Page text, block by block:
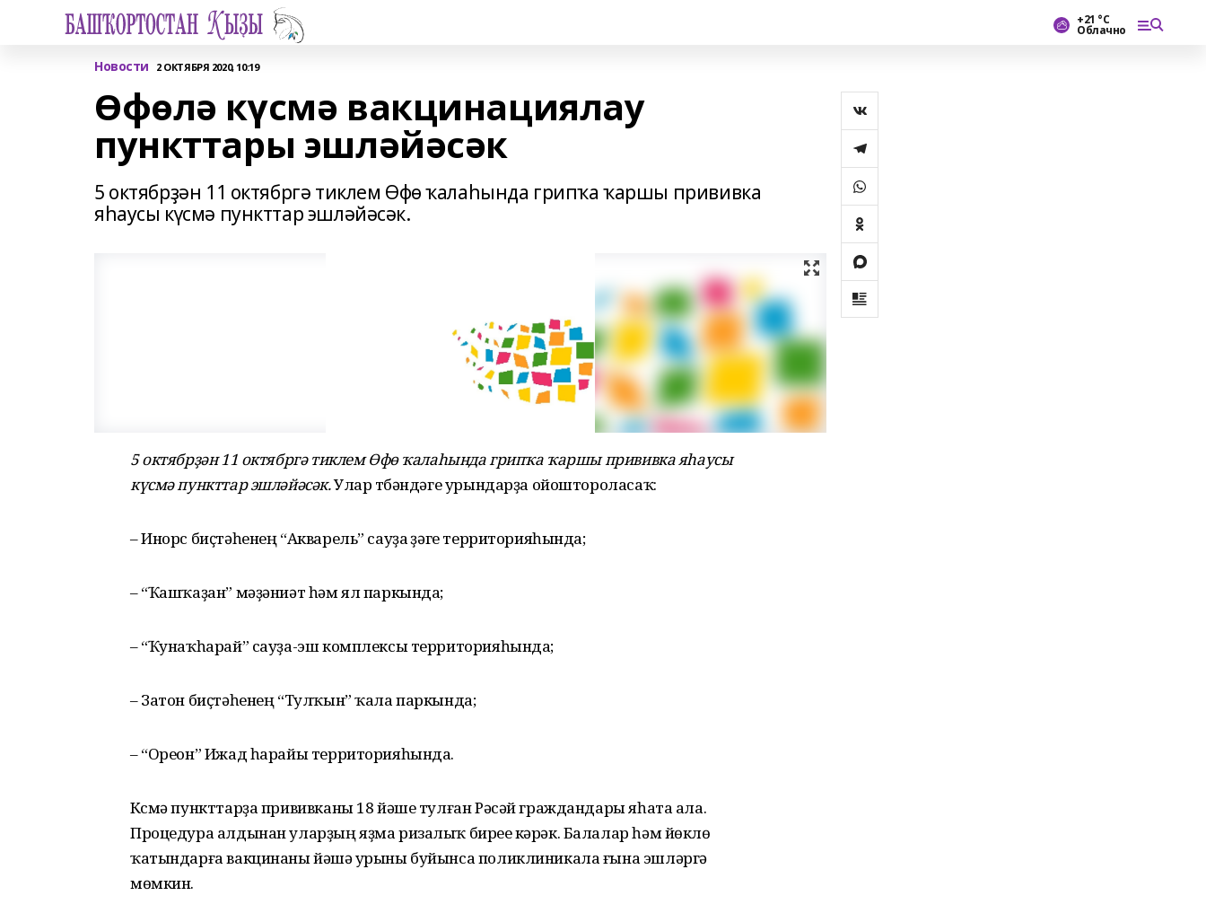
+21 °С
Облачно
Новости 2 ОКТЯБРЯ 2020, 10:19
Өфөлә күсмә вакцинациялау
пункттары эшләйәсәк
5 октябрҙән 11 октябргә тиклем Өфө ҡалаһында грипҡа ҡаршы прививка
яһаусы күсмә пункттар эшләйәсәк.
5 октябрҙән 11 октябргә тиклем Өфө ҡалаһында грипҡа ҡаршы прививка яһаусы
күсмә пункттар эшләйәсәк.Улар түбәндәге урындарҙа ойоштороласаҡ:
– Инорс биҫтәһенең “Акварель” сауҙа үҙәге территорияһында;
– “Ҡашҡаҙан” мәҙәниәт һәм ял паркында;
– “Ҡунаҡһарай” сауҙа-эш комплексы территорияһында;
– Затон биҫтәһенең “Тулҡын” ҡала паркында;
– “Ореон” Ижад һарайы территорияһында.
Күсмә пункттарҙа прививканы 18 йәше тулған Рәсәй граждандары яһата ала.
Процедура алдынан уларҙың яҙма ризалыҡ биреүе кәрәк. Балалар һәм йөклө
ҡатындарға вакцинаны йәшәү урыны буйынса поликлиникала ғына эшләргә
мөмкин.